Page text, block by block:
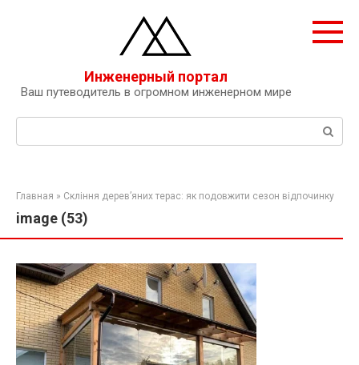
Инженерный портал
Ваш путеводитель в огромном инженерном мире
Поиск:
Главная » Скління дерев’яних терас: як подовжити сезон відпочинку
image (53)